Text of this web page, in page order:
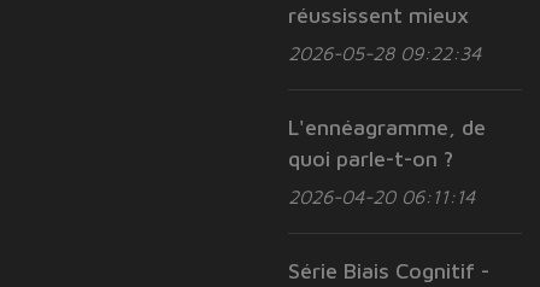
réussissent mieux
2026-05-28 09:22:34
L'ennéagramme, de
quoi parle-t-on ?
2026-04-20 06:11:14
Série Biais Cognitif -